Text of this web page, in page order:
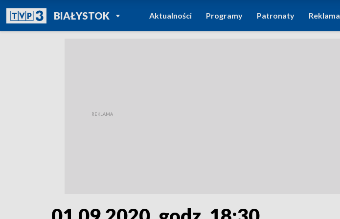
BIAŁYSTOKPOWRÓT DO
TVP REGIONY
Aktualności Programy Patronaty Reklama